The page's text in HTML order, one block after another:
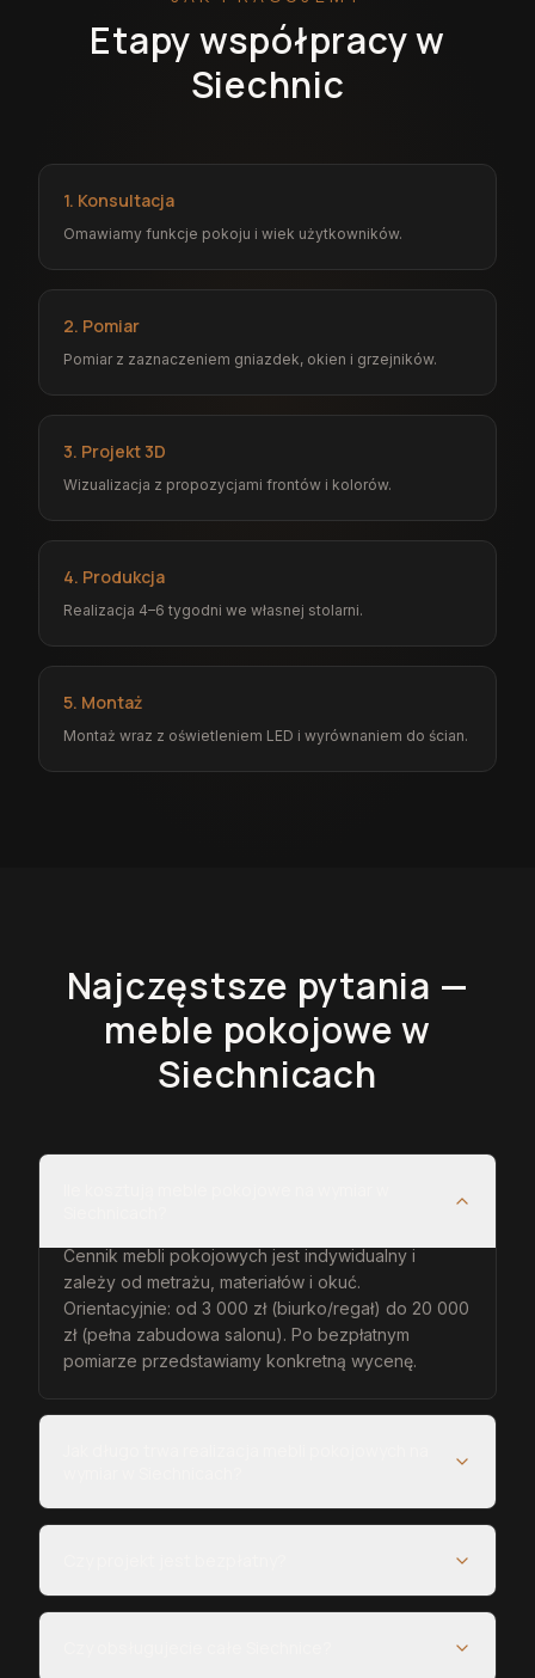
Etapy współpracy w
Siechnic
1. Konsultacja
Omawiamy funkcje pokoju i wiek użytkowników.
2. Pomiar
Pomiar z zaznaczeniem gniazdek, okien i grzejników.
3. Projekt 3D
Wizualizacja z propozycjami frontów i kolorów.
4. Produkcja
Realizacja 4–6 tygodni we własnej stolarni.
5. Montaż
Montaż wraz z oświetleniem LED i wyrównaniem do ścian.
Najczęstsze pytania —
meble pokojowe w
Siechnicach
Cennik mebli pokojowych jest indywidualny i
zależy od metrażu, materiałów i okuć.
Orientacyjnie: od 3 000 zł (biurko/regał) do 20 000
zł (pełna zabudowa salonu). Po bezpłatnym
pomiarze przedstawiamy konkretną wycenę.